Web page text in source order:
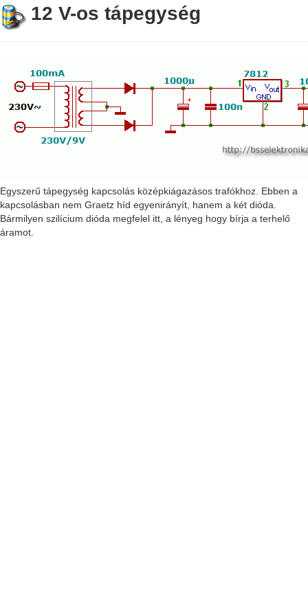
12 V-os tápegység
Egyszerű tápegység kapcsolás középkiágazásos trafókhoz. Ebben a
kapcsolásban nem Graetz híd egyenirányít, hanem a két dióda.
Bármilyen szilícium dióda megfelel itt, a lényeg hogy bírja a terhelő
áramot.